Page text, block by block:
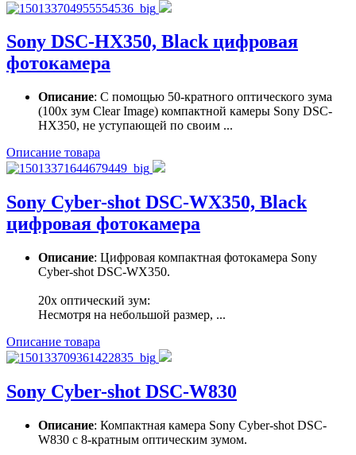
Sony DSC-HX350, Black цифровая
фотокамера
Описание: С помощью 50-кратного оптического зума
(100x зум Clear Image) компактной камеры Sony DSC-
HX350, не уступающей по своим ...
Описание товара
Sony Cyber-shot DSC-WX350, Black
цифровая фотокамера
Описание: Цифровая компактная фотокамера Sony
Cyber-shot DSC-WX350.
20x оптический зум:
Несмотря на небольшой размер, ...
Описание товара
Sony Cyber-shot DSC-W830
Описание: Компактная камера Sony Cyber-shot DSC-
W830 с 8-кратным оптическим зумом.